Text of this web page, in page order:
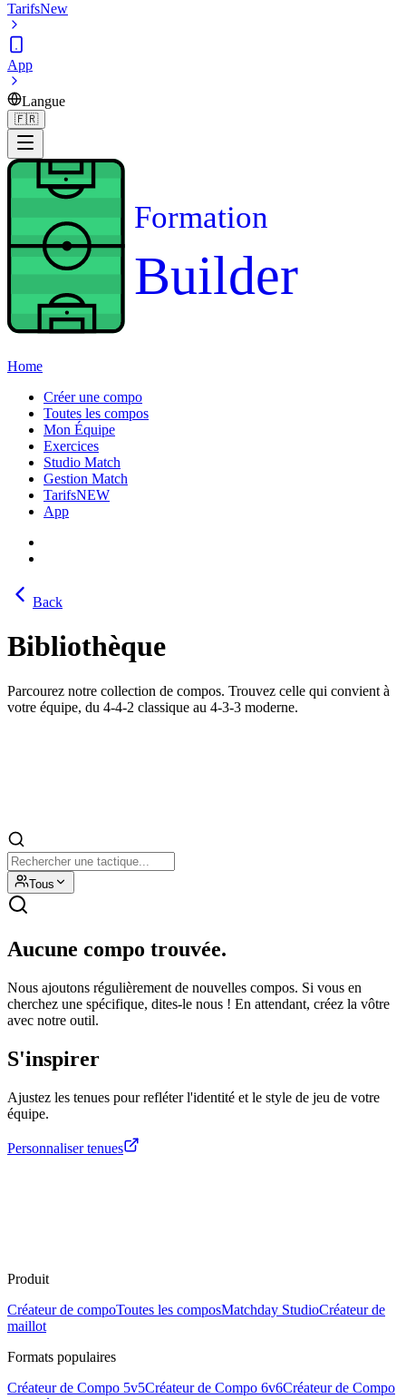
TarifsNew
App
Langue
🇫🇷
Formation
Builder
Home
Créer une compo
Toutes les compos
Mon Équipe
Exercices
Studio Match
Gestion Match
TarifsNEW
App
Back
Bibliothèque
Parcourez notre collection de compos. Trouvez celle qui convient à
votre équipe, du 4-4-2 classique au 4-3-3 moderne.
Tous
Aucune compo trouvée.
Nous ajoutons régulièrement de nouvelles compos. Si vous en
cherchez une spécifique, dites-le nous ! En attendant, créez la vôtre
avec notre outil.
S'inspirer
Ajustez les tenues pour refléter l'identité et le style de jeu de votre
équipe.
Personnaliser tenues
Produit
Créateur de compoToutes les composMatchday StudioCréateur de
maillot
Formats populaires
Créateur de Compo 5v5Créateur de Compo 6v6Créateur de Compo